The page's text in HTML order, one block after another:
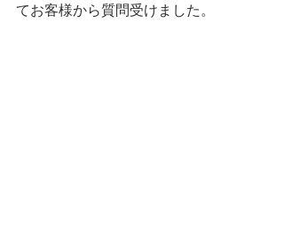
てお客様から質問受けました。